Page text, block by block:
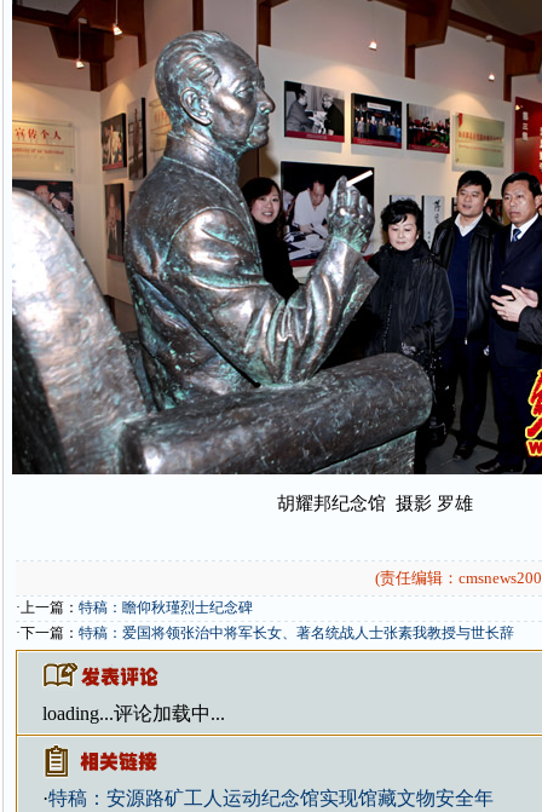
胡耀邦纪念馆 摄影 罗雄
(责任编辑：
·上一篇： 特稿：瞻仰秋瑾烈士纪念碑
·下一篇： 特稿：爱国将领张治中将军长女、著名统战人士张素我教授与世长辞
loading...评论加载中...
·特稿：安源路矿工人运动纪念馆实现馆藏文物安全年